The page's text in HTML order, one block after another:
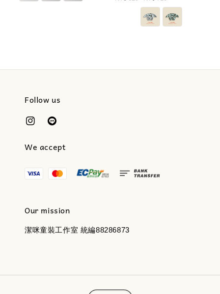
Follow us
We accept
Our mission
潔咪童裝工作室 統編88286873